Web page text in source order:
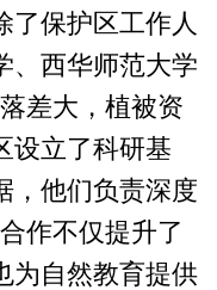
保护区工作人
、西华师范大学
差大，植被资
设立了科研基
，他们负责深度
作不仅提升了
为自然教育提供